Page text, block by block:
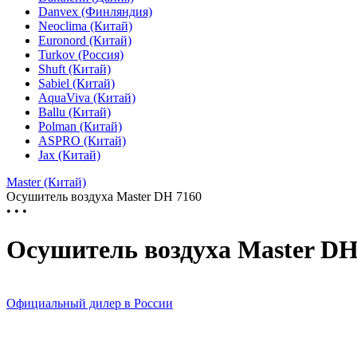
Danvex (Финляндия)
Neoclima (Китай)
Euronord (Китай)
Turkov (Россия)
Shuft (Китай)
Sabiel (Китай)
AquaViva (Китай)
Ballu (Китай)
Polman (Китай)
ASPRO (Китай)
Jax (Китай)
Master (Китай)
Осушитель воздуха Master DH 7160
• • •
Осушитель воздуха Master
Официальный дилер в России